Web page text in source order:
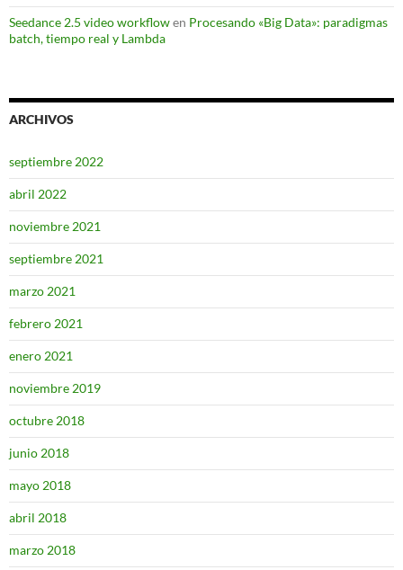
Seedance 2.5 video workflowen Procesando «Big Data»: paradigmas
batch, tiempo real y Lambda
ARCHIVOS
septiembre 2022
abril 2022
noviembre 2021
septiembre 2021
marzo 2021
febrero 2021
enero 2021
noviembre 2019
octubre 2018
junio 2018
mayo 2018
abril 2018
marzo 2018